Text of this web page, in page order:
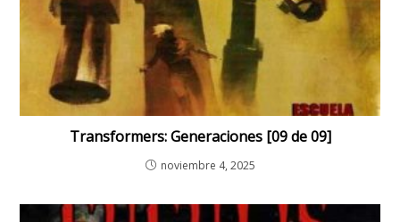
Transformers: Generaciones [09 de 09]
noviembre 4, 2025